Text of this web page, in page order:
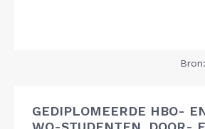
GEDIPLOMEERDE HBO-